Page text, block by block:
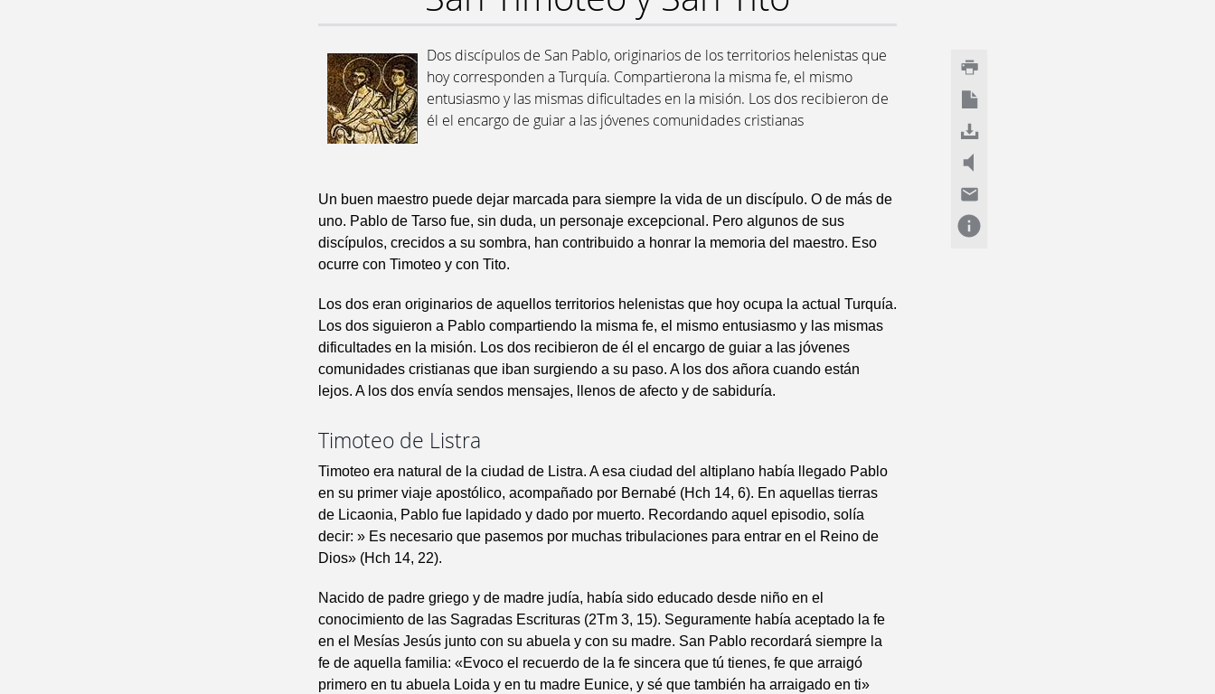
Dos discípulos de San Pablo, originarios de los territorios helenistas que
hoy corresponden a Turquía. Compartierona la misma fe, el mismo
entusiasmo y las mismas dificultades en la misión. Los dos recibieron de
él el encargo de guiar a las jóvenes comunidades cristianas
Un buen maestro puede dejar marcada para siempre la vida de un discípulo. O de más de
uno. Pablo de Tarso fue, sin duda, un personaje excepcional. Pero algunos de sus
discípulos, crecidos a su sombra, han contribuido a honrar la memoria del maestro. Eso
ocurre con Timoteo y con Tito.
Los dos eran originarios de aquellos territorios helenistas que hoy ocupa la actual Turquía.
Los dos siguieron a Pablo compartiendo la misma fe, el mismo entusiasmo y las mismas
dificultades en la misión. Los dos recibieron de él el encargo de guiar a las jóvenes
comunidades cristianas que iban surgiendo a su paso. A los dos añora cuando están
lejos. A los dos envía sendos mensajes, llenos de afecto y de sabiduría.
Timoteo de Listra
Timoteo era natural de la ciudad de Listra. A esa ciudad del altiplano había llegado Pablo
en su primer viaje apostólico, acompañado por Bernabé (Hch 14, 6). En aquellas tierras
de Licaonia, Pablo fue lapidado y dado por muerto. Recordando aquel episodio, solía
decir: » Es necesario que pasemos por muchas tribulaciones para entrar en el Reino de
Dios» (Hch 14, 22).
Nacido de padre griego y de madre judía, había sido educado desde niño en el
conocimiento de las Sagradas Escrituras (2Tm 3, 15). Seguramente había aceptado la fe
en el Mesías Jesús junto con su abuela y con su madre. San Pablo recordará siempre la
fe de aquella familia: «Evoco el recuerdo de la fe sincera que tú tienes, fe que arraigó
primero en tu abuela Loida y en tu madre Eunice, y sé que también ha arraigado en ti»